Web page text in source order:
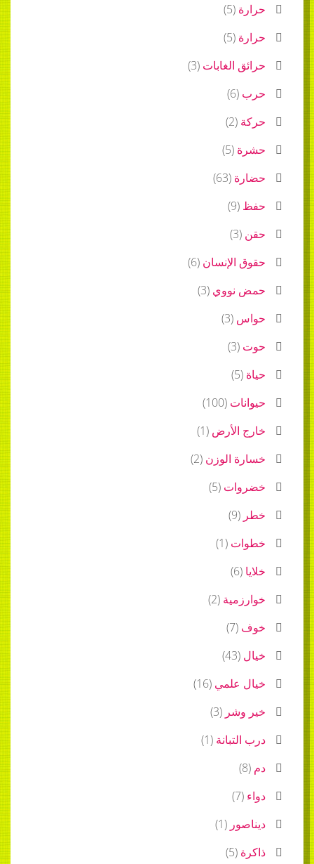
حرارة (
5
)
حرارة (
5
)
حرائق الغابات (
3
)
حرب (
6
)
حركة (
2
)
حشرة (
5
)
حضارة (
63
)
حفظ (
9
)
حقن (
3
)
حقوق الإنسان (
6
)
حمض نووي (
3
)
حواس (
3
)
حوت (
3
)
حياة (
5
)
حيوانات (
100
)
خارج الأرض (
1
)
خسارة الوزن (
2
)
خضروات (
5
)
خطر (
9
)
خطوات (
1
)
خلايا (
6
)
خوارزمية (
2
)
خوف (
7
)
خيال (
43
)
خيال علمي (
16
)
خير وشر (
3
)
درب التبانة (
1
)
دم (
8
)
دواء (
7
)
ديناصور (
1
)
ذاكرة (
5
)